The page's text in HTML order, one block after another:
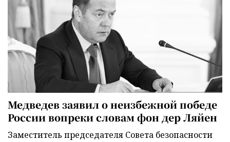
Медведев заявил о неизбежной победе
России вопреки словам фон дер Ляйен
Заместитель председателя Совета безопасности